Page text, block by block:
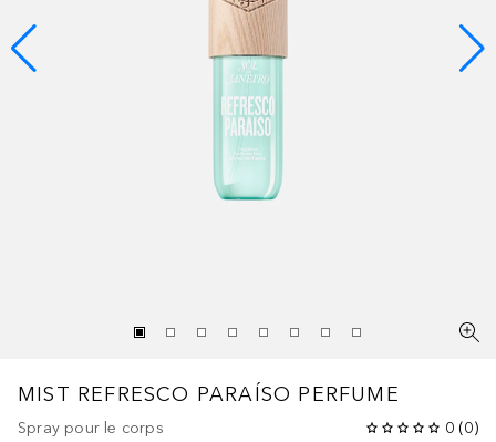
MIST REFRESCO PARAÍSO PERFUME
Spray pour le corps 0 (0)